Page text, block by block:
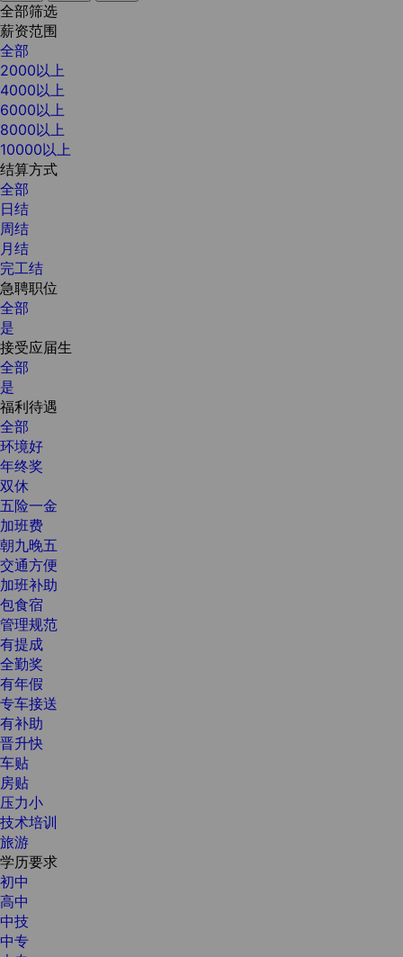
全部筛选
薪资范围
全部
2000以上
4000以上
6000以上
8000以上
10000以上
结算方式
全部
日结
周结
月结
完工结
急聘职位
全部
是
接受应届生
全部
是
福利待遇
全部
环境好
年终奖
双休
五险一金
加班费
朝九晚五
交通方便
加班补助
包食宿
管理规范
有提成
全勤奖
有年假
专车接送
有补助
晋升快
车贴
房贴
压力小
技术培训
旅游
学历要求
初中
高中
中技
中专